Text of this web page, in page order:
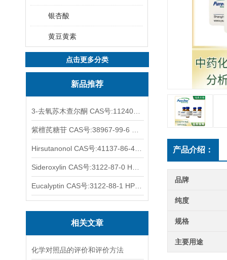
银杏酸
黄豆黄素
点击更多分类
新品推荐
相关文章
化学对照品的评价和评价方法
产品介绍：
品牌
纯度
规格
主要用途